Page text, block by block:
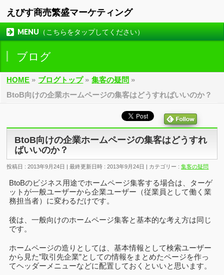
えびす商売繁盛マーケティング
MENU（こちらをタップしてください）
ブログ
HOME » ブログトップ» 集客の疑問 »
BtoB向けの企業ホームページの集客はどうすればいいのか？
BtoB向けの企業ホームページの集客はどうすれ
ばいいのか？
投稿日 : 2013年9月24日 最終更新日時 : 2013年9月24日 カテゴリー :集客の疑問
BtoBのビジネス用途でホームページ集客する場合は、ターゲ
ットが一般ユーザーから企業ユーザー（従業員として働く業
務担当者）に変わるだけです。
後は、一般向けのホームページ集客と基本的な考え方は同じ
です。
ホームページの造りとしては、基本情報として検索ユーザー
から見た”取引先企業”としての情報をまとめたページを作っ
てヘッダーメニューなどに配置しておくといいと思います。